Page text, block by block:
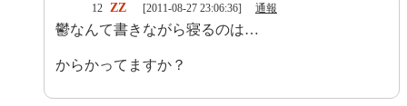
12 ZZ [2011-08-27 23:06:36] 通報
鬱なんて書きながら寝るのは…
からかってますか？